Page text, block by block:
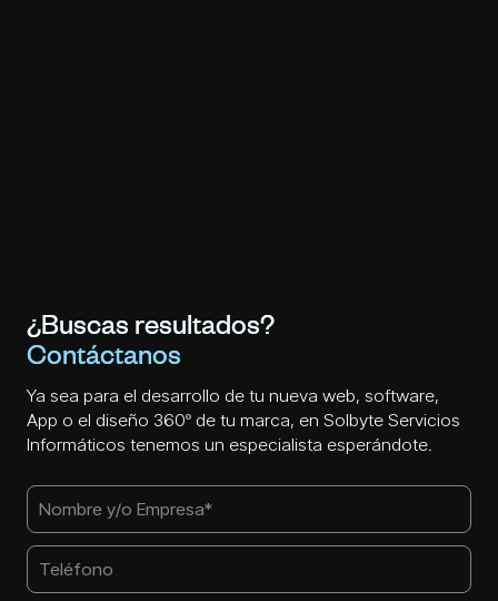
¿Buscas resultados?
Contáctanos
Ya sea para el desarrollo de tu nueva web, software,
App o el diseño 360º de tu marca, en Solbyte Servicios
Informáticos tenemos un especialista esperándote.